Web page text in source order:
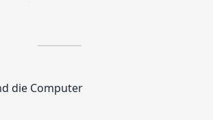
die Computer